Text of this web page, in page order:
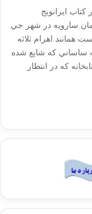
ايرانويج
سارويه در شهر جي
همانند اهرام ثلاثه
ساساني که شايع شده
که در انتظار